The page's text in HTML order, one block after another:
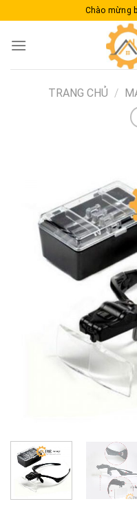
to
Chào mừng
TRANG CHỦ /